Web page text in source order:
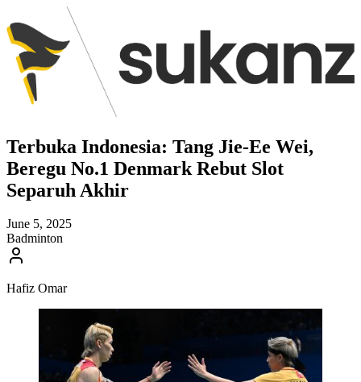
Terbuka Indonesia: Tang Jie-Ee Wei,
Beregu No.1 Denmark Rebut Slot
Separuh Akhir
June 5, 2025
Badminton
Hafiz Omar